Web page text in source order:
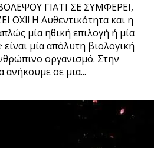
ΓΙΑΤΙ ΣΕ ΣΥΜΦΕΡΕΙ,
Η Αυθεντικότητα και η
μία ηθική επιλογή ή μία
είναι μία απόλυτη βιολογική
οργανισμό. Στην
ανήκουμε σε μια...